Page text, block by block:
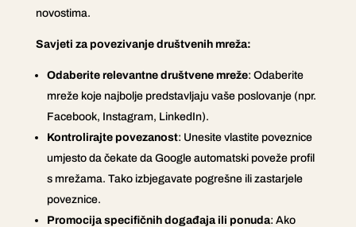
novostima.
Savjeti za povezivanje društvenih mreža:
Odaberite relevantne društvene mreže: Odaberite
mreže koje najbolje predstavljaju vaše poslovanje (npr.
Facebook, Instagram, LinkedIn).
Kontrolirajte povezanost: Unesite vlastite poveznice
umjesto da čekate da Google automatski poveže profil
s mrežama. Tako izbjegavate pogrešne ili zastarjele
poveznice.
Promocija specifičnih događaja ili ponuda: Ako